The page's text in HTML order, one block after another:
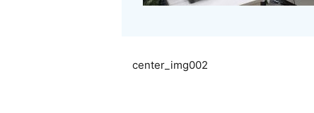
center_img002